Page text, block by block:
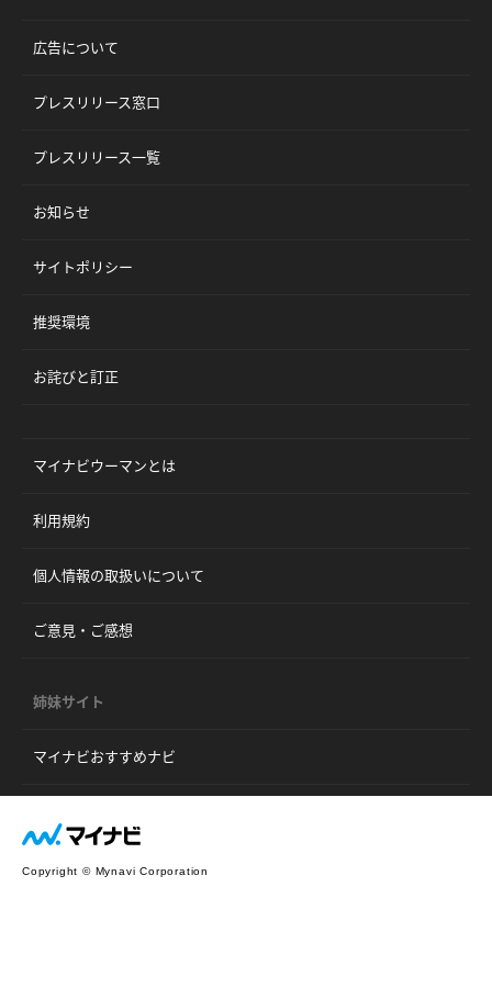
広告について
プレスリリース窓口
プレスリリース一覧
お知らせ
サイトポリシー
推奨環境
お詫びと訂正
マイナビウーマンとは
利用規約
個人情報の取扱いについて
ご意見・ご感想
姉妹サイト
マイナビおすすめナビ
Copyright © Mynavi Corporation